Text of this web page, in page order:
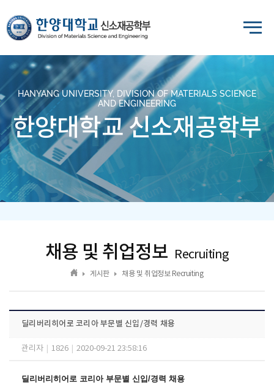
HANYANG UNIVERSITY, DIVISION OF MATERIALS SCIENCE
AND ENGINEERING
한양대학교 신소재공학부
채용 및 취업정보 Recruiting
게시판 채용 및 취업정보 Recruiting
딜리버리히어로 코리아 부문별 신입/경력 채용
관리자 1826 2020-09-21 23:58:16
딜리버리히어로 코리아 부문별 신입/경력 채용